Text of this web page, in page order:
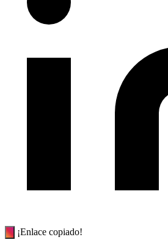
¡Enlace copiado!